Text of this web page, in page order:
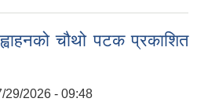
चौथो पटक प्रकाशित
29/2026 - 09:48